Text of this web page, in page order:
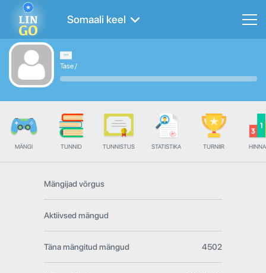
Somaali keel
Tase/
MÄNGI TUNNID TUNNISTUS STATISTIKA TURNIIR
Mängijad võrgus
Aktiivsed mängud
Täna mängitud mängud 4502